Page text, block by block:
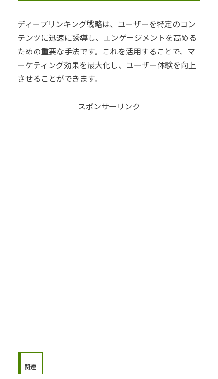
ディープリンキング戦略は、ユーザーを特定のコン
テンツに迅速に誘導し、エンゲージメントを高める
ための重要な手法です。これを活用することで、マ
ーケティング効果を最大化し、ユーザー体験を向上
させることができます。
スポンサーリンク
関連